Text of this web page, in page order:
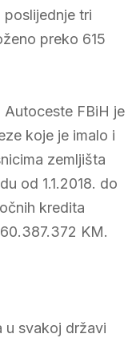
poslijednje tri
preko 615
FBiH je
koje je imalo i
zemljišta
od 1.1.2018. do
kredita
KM.
u svakoj državi